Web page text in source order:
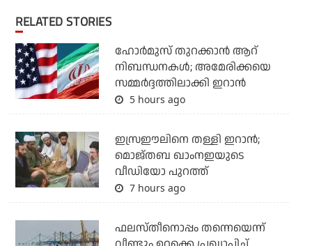
RELATED STORIES
ഹോര്‍മുസ് തുറക്കാന്‍ ആറ്
നിബന്ധനകള്‍; അമേരിക്കയെ
സമ്മര്‍ദ്ദത്തിലാക്കി ഇറാന്‍
5 hours ago
ഇസ്രഈലിനെ തള്ളി ഇറാന്‍;
മൊജ്തബ ഖാംനഇയുടെ
വീഡിയോ പുറത്ത്
7 hours ago
ഫലസ്തീനൊപ്പം തന്നെയെന്ന്